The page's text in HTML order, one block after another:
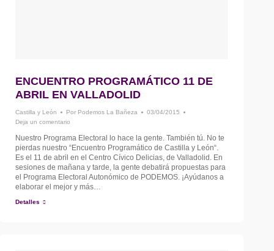
ENCUENTRO PROGRAMÁTICO 11 DE
ABRIL EN VALLADOLID
Castilla y León Por Podemos La Bañeza
03/04/2015
Deja un comentario
Nuestro Programa Electoral lo hace la gente. También tú. No te
pierdas nuestro “Encuentro Programático de Castilla y León“.
Es el 11 de abril en el Centro Cívico Delicias, de Valladolid. En
sesiones de mañana y tarde, la gente debatirá propuestas para
el Programa Electoral Autonómico de PODEMOS. ¡Ayúdanos a
elaborar el mejor y más…
Detalles